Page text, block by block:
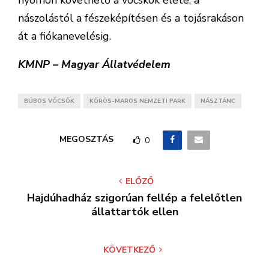
nászolástól a fészeképítésen és a tojásrakáson
át a fiókanevelésig.
KMNP – Magyar Állatvédelem
BÚBOS VÖCSÖK KÖRÖS-MAROS NEMZETI PARK NÁSZTÁNC
MEGOSZTÁS 0
ELŐZŐ
Hajdúhadház szigorúan fellép a felelőtlen
állattartók ellen
KÖVETKEZŐ